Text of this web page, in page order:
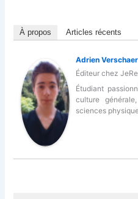
À propos Articles récents
Adrien
Éditeur chez
Étudiant
culture
sciences